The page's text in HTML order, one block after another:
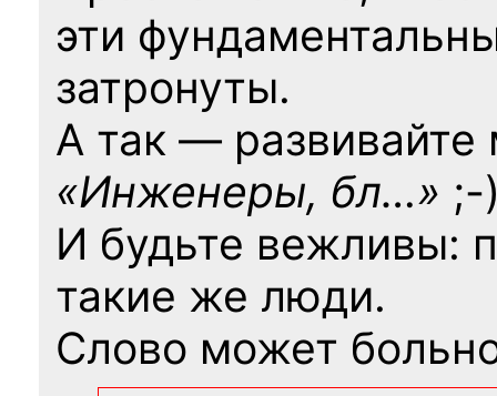
эти
затронуты.
А так — развивайте
«Инженеры, бл…» ;-
И будьте вежливы:
такие же люди.
Слово может